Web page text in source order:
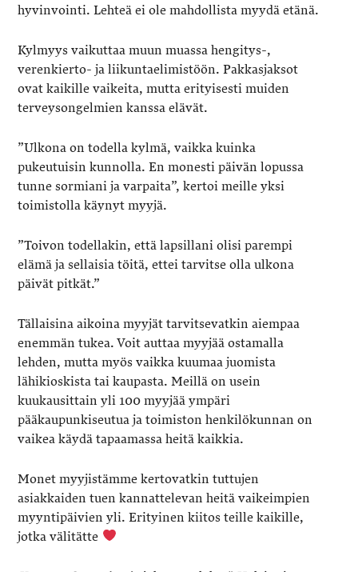
hyvinvointi. Lehteä ei ole mahdollista myydä etänä.
Kylmyys vaikuttaa muun muassa hengitys-,
verenkierto- ja liikuntaelimistöön. Pakkasjaksot
ovat kaikille vaikeita, mutta erityisesti muiden
terveysongelmien kanssa elävät.
”Ulkona on todella kylmä, vaikka kuinka
pukeutuisin kunnolla. En monesti päivän lopussa
tunne sormiani ja varpaita”, kertoi meille yksi
toimistolla käynyt myyjä.
”Toivon todellakin, että lapsillani olisi parempi
elämä ja sellaisia töitä, ettei tarvitse olla ulkona
päivät pitkät.”
Tällaisina aikoina myyjät tarvitsevatkin aiempaa
enemmän tukea. Voit auttaa myyjää ostamalla
lehden, mutta myös vaikka kuumaa juomista
lähikioskista tai kaupasta. Meillä on usein
kuukausittain yli 100 myyjää ympäri
pääkaupunkiseutua ja toimiston henkilökunnan on
vaikea käydä tapaamassa heitä kaikkia.
Monet myyjistämme kertovatkin tuttujen
asiakkaiden tuen kannattelevan heitä vaikeimpien
myyntipäivien yli. Erityinen kiitos teille kaikille,
jotka välitätte